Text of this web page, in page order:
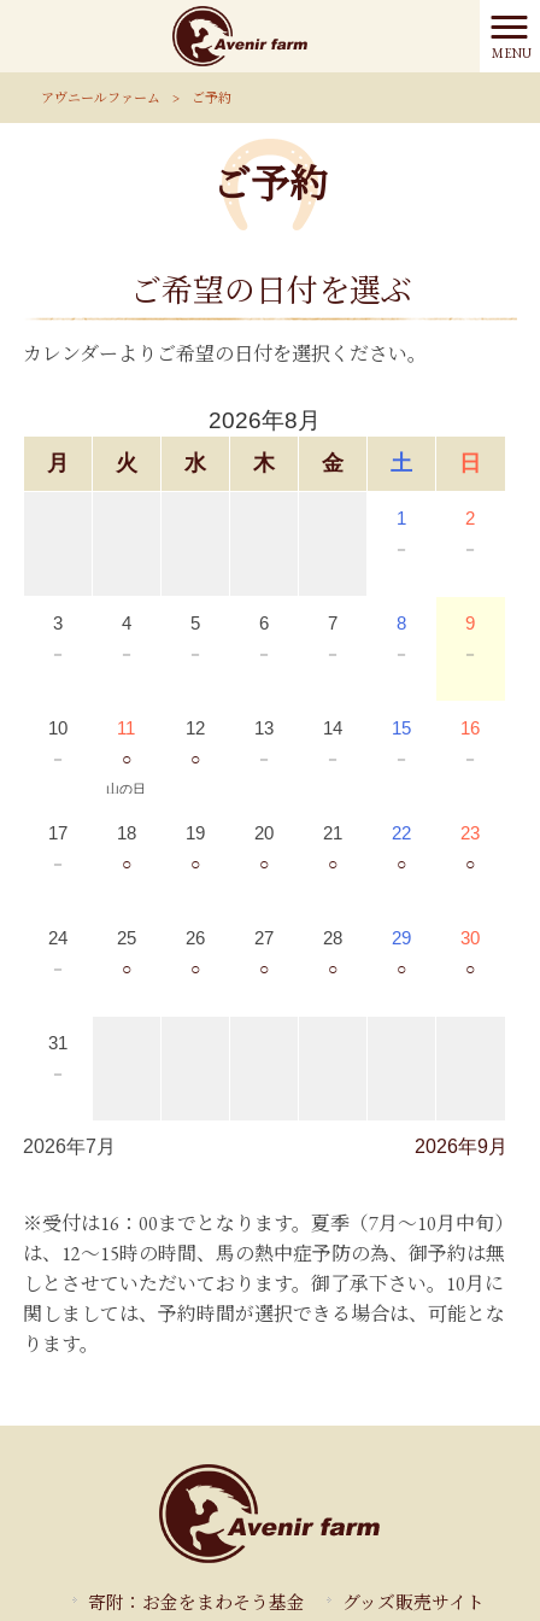
MENU
アヴニールファーム > ご予約
ご予約
ご希望の日付を選ぶ
カレンダーよりご希望の日付を選択ください。
2026年8月
月 火 水 木 金 土 日
1
－
2
－
3
－
4
－
5
－
6
－
7
－
8
－
9
－
10
－
11
○
山の日
12
○
13
－
14
－
15
－
16
－
17
－
18
○
19
○
20
○
21
○
22
○
23
○
24
－
25
○
26
○
27
○
28
○
29
○
30
○
31
－
2026年7月 2026年9月
※受付は16：00までとなります。夏季（7月～10月中旬）
は、12～15時の時間、馬の熱中症予防の為、御予約は無
しとさせていただいております。御了承下さい。10月に
関しましては、予約時間が選択できる場合は、可能とな
ります。
寄附：お金をまわそう基金 グッズ販売サイト